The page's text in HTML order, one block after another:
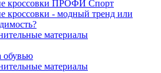
кроссовки ПРОФИ Спорт
кроссовки - модный тренд или
материалы
обувью
материалы